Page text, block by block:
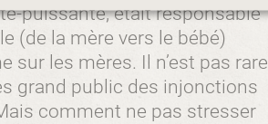
puissante, était responsable
(de la mère vers le bébé)
les mères. Il n’est pas rare
grand public des injonctions
comment ne pas stresser